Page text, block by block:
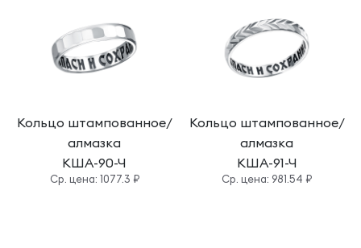
Кольцо штампованное/
алмазка
КША-90-Ч
Cр. цена: 1077.3 ₽
Кольцо штампованное/
алмазка
КША-91-Ч
Cр. цена: 981.54 ₽